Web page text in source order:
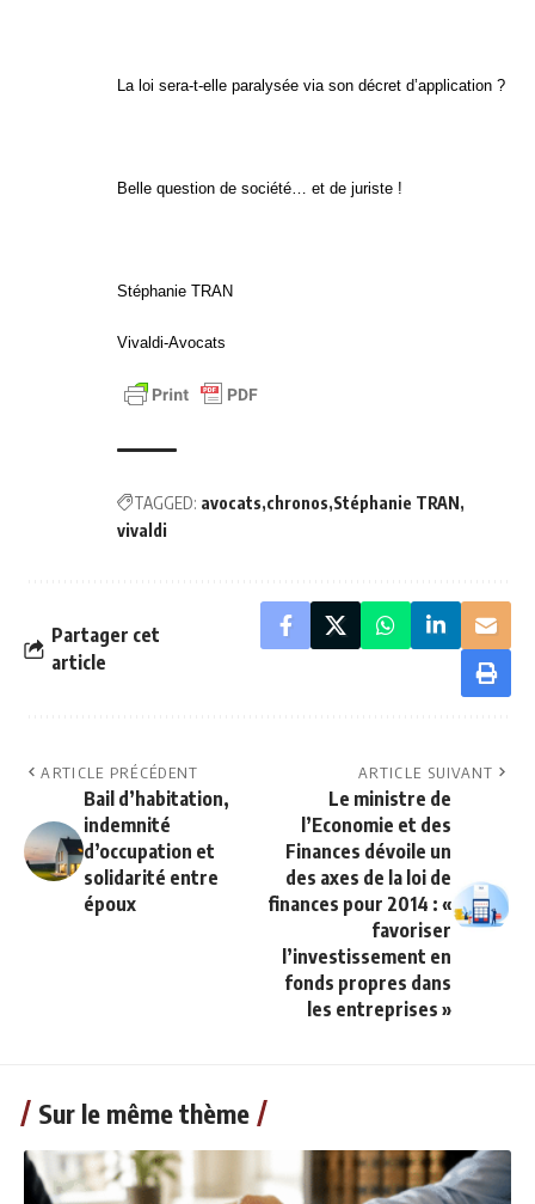
La loi sera-t-elle paralysée via son décret d’application ?
Belle question de société… et de juriste !
Stéphanie TRAN
Vivaldi-Avocats
TAGGED: avocats chronos Stéphanie TRAN
vivaldi
Partager cet
article
ARTICLE PRÉCÉDENT
Bail d’habitation,
indemnité
d’occupation et
solidarité entre
époux
ARTICLE SUIVANT
Le ministre de
l’Economie et des
Finances dévoile un
des axes de la loi de
finances pour 2014 : «
favoriser
l’investissement en
fonds propres dans
les entreprises »
Sur le même thème